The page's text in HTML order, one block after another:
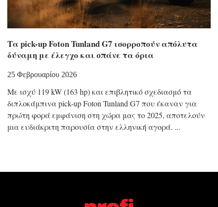
Τα pick-up Foton Tunland G7 ισορροπούν απόλυτα
δύναμη με έλεγχο και σπάνε τα όρια
25 Φεβρουαρίου 2026
Με ισχύ 119 kW (163 hp) και επιβλητικό σχεδιασμό τα
διπλοκάμπινα pick-up Foton Tunland G7 που έκαναν για
πρώτη φορά εμφάνιση στη χώρα μας το 2025, αποτελούν
μια ευδιάκριτη παρουσία στην ελληνική αγορά.